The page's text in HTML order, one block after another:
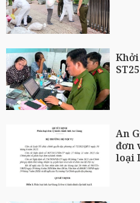
An
đơn
loại I